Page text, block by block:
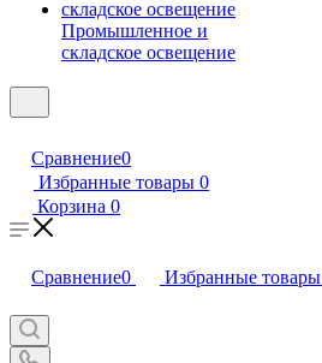
Промышленное и
складское освещение
Сравнение0
Избранные товары 0
Корзина 0
Сравнение0 Избранные товары